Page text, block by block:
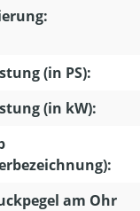
(in PS):
(in kW):
am Ohr